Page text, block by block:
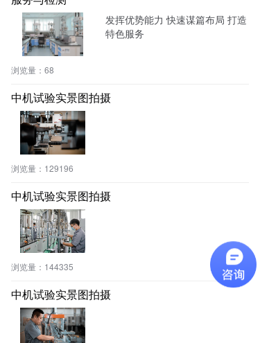
发挥优势能力 快速谋篇布局 打造
特色服务
浏览量： 68
中机试验实景图拍摄
浏览量： 129196
中机试验实景图拍摄
浏览量： 144335
中机试验实景图拍摄